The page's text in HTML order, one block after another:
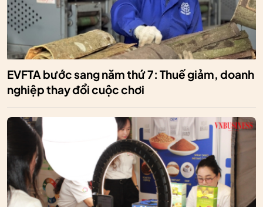
EVFTA bước sang năm thứ 7: Thuế giảm, doanh
nghiệp thay đổi cuộc chơi